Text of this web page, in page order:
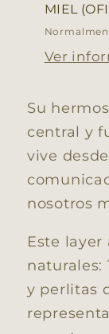
MIEL
Ver
Su
central y
vive
nosotros
Este layer
naturales:
y perlitas